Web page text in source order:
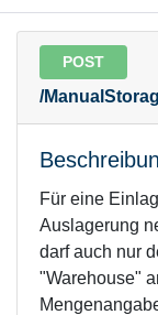
POST
/
Für eine
Auslagerung
darf auch nur
"Warehouse"